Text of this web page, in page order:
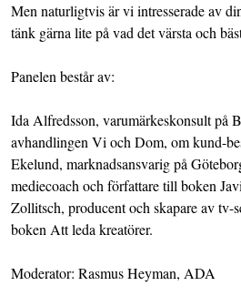
Men naturligtvis är vi intresserade av
tänk gärna lite på vad det värsta och
Panelen består av:
Ida Alfredsson, varumärkeskonsult på
avhandlingen Vi och Dom, om kund-
Ekelund, marknadsansvarig på
mediecoach och författare till boken
Zollitsch, producent och skapare av tv-
boken Att leda kreatörer.
Moderator: Rasmus Heyman, ADA